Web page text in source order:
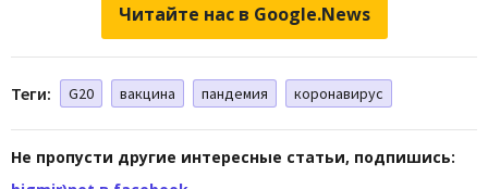
Читайте нас в Google.News
Теги: G20 вакцина пандемия коронавирус
Не пропусти другие интересные статьи, подпишись: